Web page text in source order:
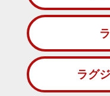
ラグ